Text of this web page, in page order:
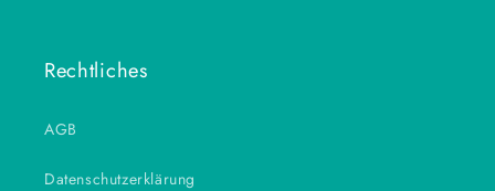
Rechtliches
AGB
Datenschutzerklärung